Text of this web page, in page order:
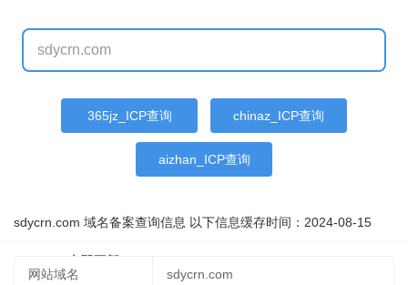
365jz_ICP查询 chinaz_ICP查询
aizhan_ICP查询
sdycrn.com 域名备案查询信息 以下信息缓存时间： 2024-08-15
立即更新
网站域名
sdycrn.com